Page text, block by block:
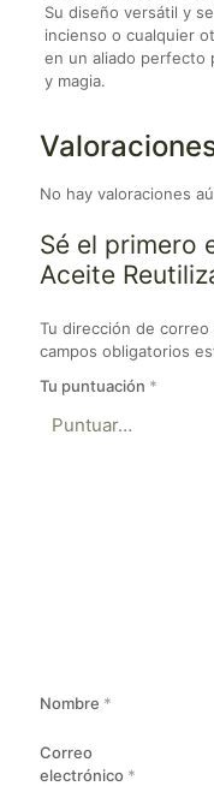
Su diseño versátil y
incienso o cualquier
en un aliado perfecto
y magia.
No hay valoraciones
Sé el primero
Aceite
Tu dirección de
campos obligatorios
Tu puntuación *
Nombre *
Correo
electrónico *